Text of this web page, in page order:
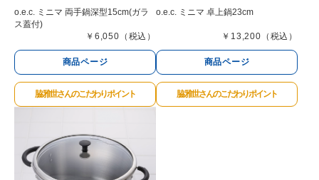
o.e.c. ミニマ 両手鍋深型15cm(ガラ
ス蓋付)
￥6,050（税込）
商品ページ
脇 雅世さんのこだわりポイント
o.e.c. ミニマ 卓上鍋23cm
￥13,200（税込）
商品ページ
脇 雅世さんのこだわりポイント